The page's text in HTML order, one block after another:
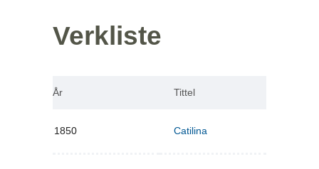
Verkliste
År Tittel
1850 Catilina